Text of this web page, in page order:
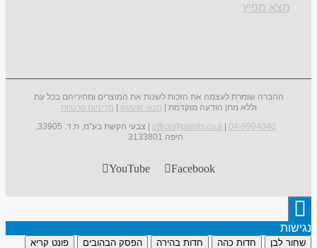
מצא מפיץ
החברה שומרת לעצמה את הזכות לשנות את המוצרים ומחיריהם בכל עת
וללא מתן הודעה מוקדמת | תנאי שימוש
מדיניות פרטיות
04-9994040
office@paints.co.il
| צבעי הקשת בע"מ, ת.ד. 33905,
חיפה 3133801
Facebook
YouTube
נגישות
שחור לבן חדות כהה חדות בהירה הפסק הבהובים פונט קריא